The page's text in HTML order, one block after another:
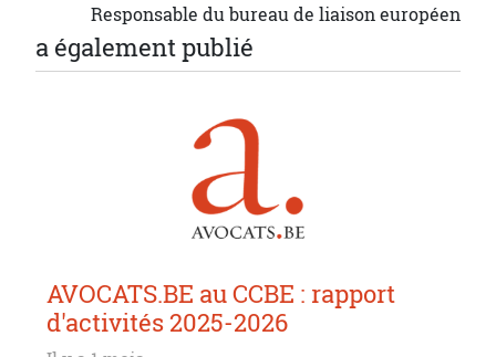
Responsable du bureau de liaison européen
a également publié
AVOCATS.BE au CCBE : rapport
d'activités 2025-2026